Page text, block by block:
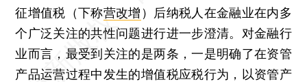
征增值税（下称营改增 ）后纳税人在金融业在内多
个广泛关注的共性问题进行进一步澄清。对金融行
业而言，最受到关注的是两条，一是明确了在资管
产品运营过程中发生的增值税应税行为，以资管产